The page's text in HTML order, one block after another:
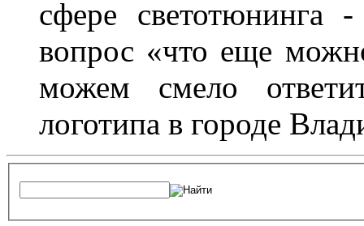
сфере светотюнинга
вопрос «что еще
можем смело
логотипа в городе